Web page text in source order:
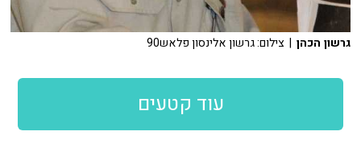
גרשון הכהן | צילום: גרשון אלינסון פלאש90
עוד קטעים